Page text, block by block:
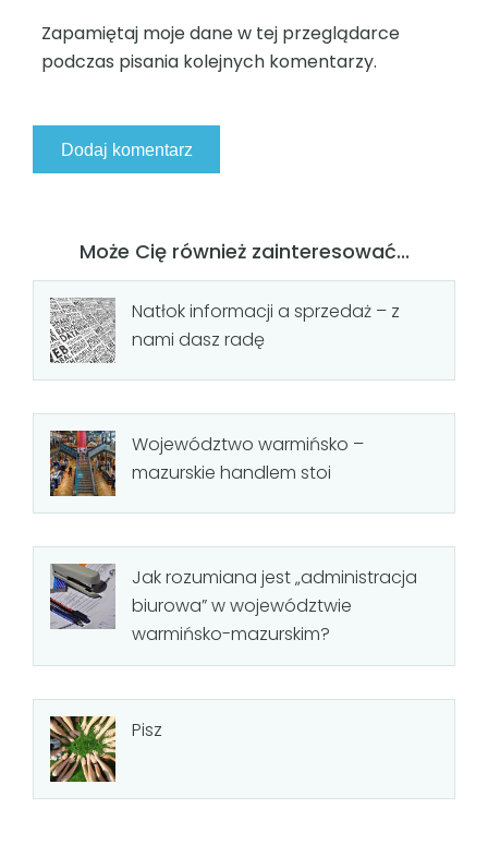
Zapamiętaj moje dane w tej przeglądarce
podczas pisania kolejnych komentarzy.
Może Cię również zainteresować...
Natłok informacji a sprzedaż – z
nami dasz radę
Województwo warmińsko –
mazurskie handlem stoi
Jak rozumiana jest „administracja
biurowa” w województwie
warmińsko-mazurskim?
Pisz